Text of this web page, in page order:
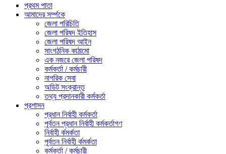
প্রথম পাতা
আমাদের সর্ম্পকে
জেলা পরিচিতি
জেলা পরিষদ ইতিহাস
জেলা পরিষদ আইন
সাংগঠনিক কাঠামো
এক নজরে জেলা পরিষদ
কর্মকর্তা / কর্মচারী
নাগরিক সেবা
অডিট সংক্রান্ত
তথ্য প্রদানকারী কর্মকর্তা
প্রশাসন
প্রধান নির্বাহী কর্মকর্তা
পূর্বতন প্রধান নির্বাহী কর্মকর্তাগণ
নির্বাহী র্কমর্কতা
পূর্বতন নির্বাহী র্কমর্কতা
কর্মকর্তা / কর্মচারী